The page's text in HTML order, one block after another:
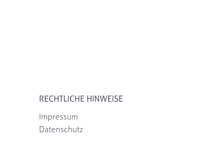
RECHTLICHE HINWEISE
Impressum
Datenschutz